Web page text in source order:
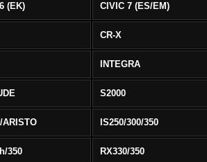
(EK) CIVIC 7 (ES/EM)
CR-X
INTEGRA
S2000
ARISTO IS250/300/350
350 RX330/350